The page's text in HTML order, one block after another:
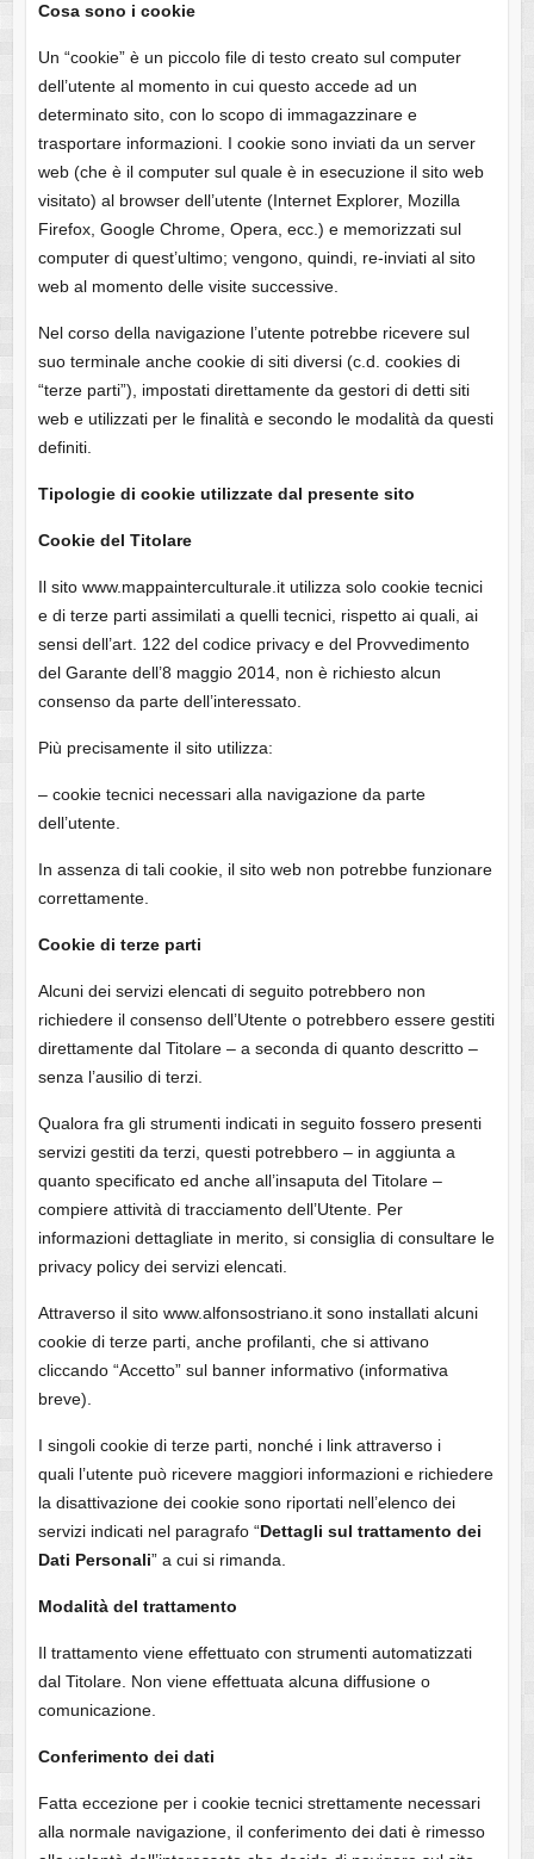
Cosa sono i cookie
Un “cookie” è un piccolo file di testo creato sul computer
dell’utente al momento in cui questo accede ad un
determinato sito, con lo scopo di immagazzinare e
trasportare informazioni. I cookie sono inviati da un server
web (che è il computer sul quale è in esecuzione il sito web
visitato) al browser dell’utente (Internet Explorer, Mozilla
Firefox, Google Chrome, Opera, ecc.) e memorizzati sul
computer di quest’ultimo; vengono, quindi, re-inviati al sito
web al momento delle visite successive.
Nel corso della navigazione l’utente potrebbe ricevere sul
suo terminale anche cookie di siti diversi (c.d. cookies di
“terze parti”), impostati direttamente da gestori di detti siti
web e utilizzati per le finalità e secondo le modalità da questi
definiti.
Tipologie di cookie utilizzate dal presente sito
Cookie del Titolare
Il sito www.mappainterculturale.it utilizza solo cookie tecnici
e di terze parti assimilati a quelli tecnici, rispetto ai quali, ai
sensi dell’art. 122 del codice privacy e del Provvedimento
del Garante dell’8 maggio 2014, non è richiesto alcun
consenso da parte dell’interessato.
Più precisamente il sito utilizza:
– cookie tecnici necessari alla navigazione da parte
dell’utente.
In assenza di tali cookie, il sito web non potrebbe funzionare
correttamente.
Cookie di terze parti
Alcuni dei servizi elencati di seguito potrebbero non
richiedere il consenso dell’Utente o potrebbero essere gestiti
direttamente dal Titolare – a seconda di quanto descritto –
senza l’ausilio di terzi.
Qualora fra gli strumenti indicati in seguito fossero presenti
servizi gestiti da terzi, questi potrebbero – in aggiunta a
quanto specificato ed anche all’insaputa del Titolare –
compiere attività di tracciamento dell’Utente. Per
informazioni dettagliate in merito, si consiglia di consultare le
privacy policy dei servizi elencati.
Attraverso il sito www.alfonsostriano.it sono installati alcuni
cookie di terze parti, anche profilanti, che si attivano
cliccando “Accetto” sul banner informativo (informativa
breve).
I singoli cookie di terze parti, nonché i link attraverso i
quali l’utente può ricevere maggiori informazioni e richiedere
la disattivazione dei cookie sono riportati nell’elenco dei
servizi indicati nel paragrafo “Dettagli sul trattamento dei
Dati Personali” a cui si rimanda.
Modalità del trattamento
Il trattamento viene effettuato con strumenti automatizzati
dal Titolare. Non viene effettuata alcuna diffusione o
comunicazione.
Conferimento dei dati
Fatta eccezione per i cookie tecnici strettamente necessari
alla normale navigazione, il conferimento dei dati è rimesso